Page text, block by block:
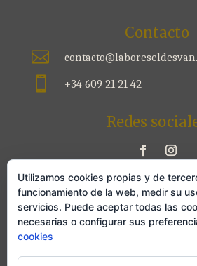
Contacto

 +34 609 21 21 42
Redes
Legal
Aviso legal
Utilizamos cookies propias y de
funcionamiento de la web, medir su
servicios. Puede aceptar todas las
necesarias o configurar sus
cookies